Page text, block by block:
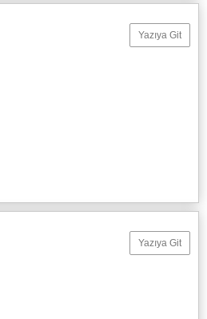
Yazıya Git
Yazıya Git